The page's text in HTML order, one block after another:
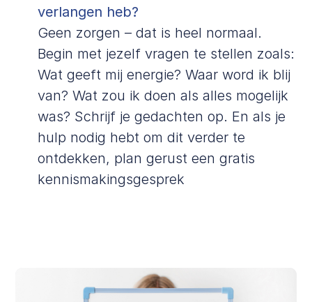
verlangen heb?
Geen zorgen – dat is heel normaal.
Begin met jezelf vragen te stellen zoals:
Wat geeft mij energie? Waar word ik blij
van? Wat zou ik doen als alles mogelijk
was? Schrijf je gedachten op. En als je
hulp nodig hebt om dit verder te
ontdekken, plan gerust een gratis
kennismakingsgesprek